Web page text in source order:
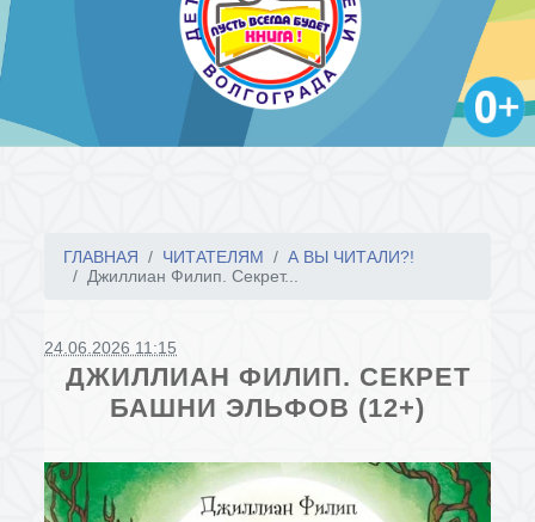
ГЛАВНАЯ ЧИТАТЕЛЯМ
А ВЫ ЧИТАЛИ?!
Джиллиан Филип. Секрет...
24.06.2026 11:15
ДЖИЛЛИАН ФИЛИП. СЕКРЕТ
БАШНИ ЭЛЬФОВ (12+)